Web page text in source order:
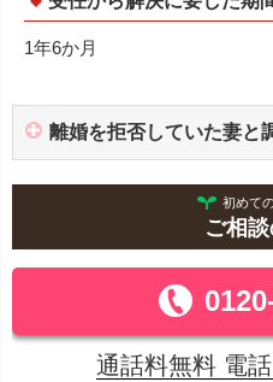
1年6か月
離婚を拒否していた妻と
初めて
ご相
通話料無料 電